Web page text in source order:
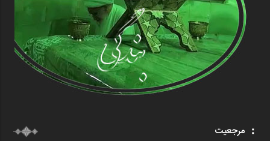
مرجعیت